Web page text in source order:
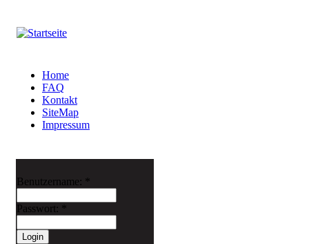
Home
FAQ
Kontakt
SiteMap
Impressum
Benutzername: *
Passwort: *